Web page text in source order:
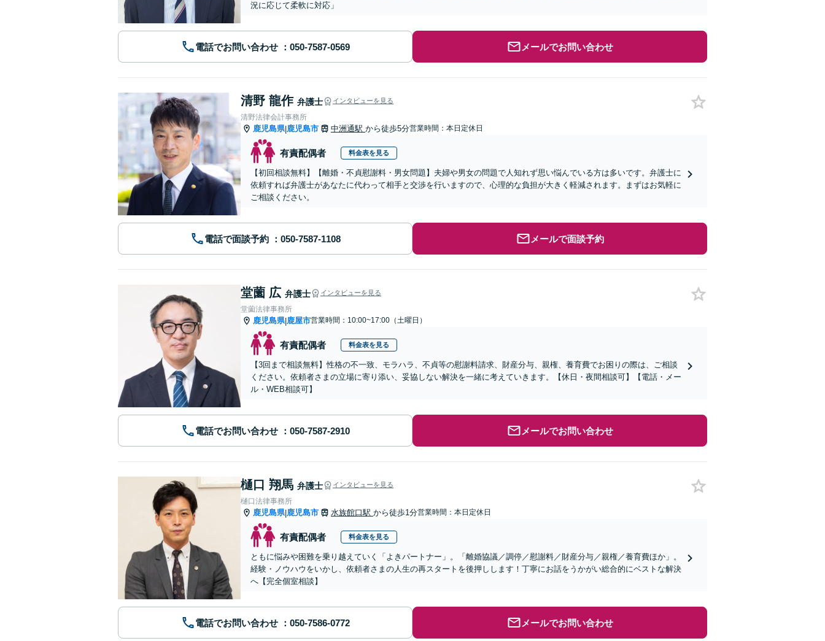
況に応じて柔軟に対応」
電話でお問い合わせ メールでお問い合わせ
清野 龍作 弁護士 インタビューを見る
清野法律会計事務所
鹿児島県|鹿児島市 中洲通駅 から徒歩5分営業時間：本日定休日
有責配偶者 料金表を見る
【初回相談無料】【離婚・不貞慰謝料・男女問題】夫婦や男女の問題で人知れず思い悩んでいる方は多いです。弁護士に
依頼すれば弁護士があなたに代わって相手と交渉を行いますので、心理的な負担が大きく軽減されます。まずはお気軽に
ご相談ください。
電話で面談予約 メールで面談予約
堂薗 広 弁護士 インタビューを見る
堂薗法律事務所
鹿児島県|鹿屋市営業時間：10:00~17:00（土曜日）
有責配偶者 料金表を見る
【3回まで相談無料】性格の不一致、モラハラ、不貞等の慰謝料請求、財産分与、親権、養育費でお困りの際は、ご相談
ください。依頼者さまの立場に寄り添い、妥協しない解決を一緒に考えていきます。【休日・夜間相談可】【電話・メー
ル・WEB相談可】
電話でお問い合わせ メールでお問い合わせ
樋口 翔馬 弁護士 インタビューを見る
樋口法律事務所
鹿児島県|鹿児島市 水族館口駅 から徒歩1分営業時間：本日定休日
有責配偶者 料金表を見る
ともに悩みや困難を乗り越えていく「よきパートナー」。「離婚協議／調停／慰謝料／財産分与／親権／養育費ほか」。
経験・ノウハウをいかし、依頼者さまの人生の再スタートを後押しします！丁寧にお話をうかがい総合的にベストな解決
へ【完全個室相談】
電話でお問い合わせ メールでお問い合わせ